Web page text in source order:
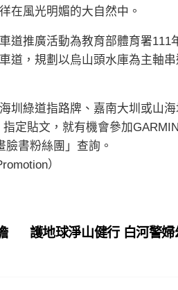
在風光明媚的大自然中。
道推廣活動為教育部體育署111
道，規劃以烏山頭水庫為主軸
圳綠道指路牌、嘉南大圳或山
定貼文，就有機會參加
書粉絲團」查詢。
）
護地球淨山健行 白河警